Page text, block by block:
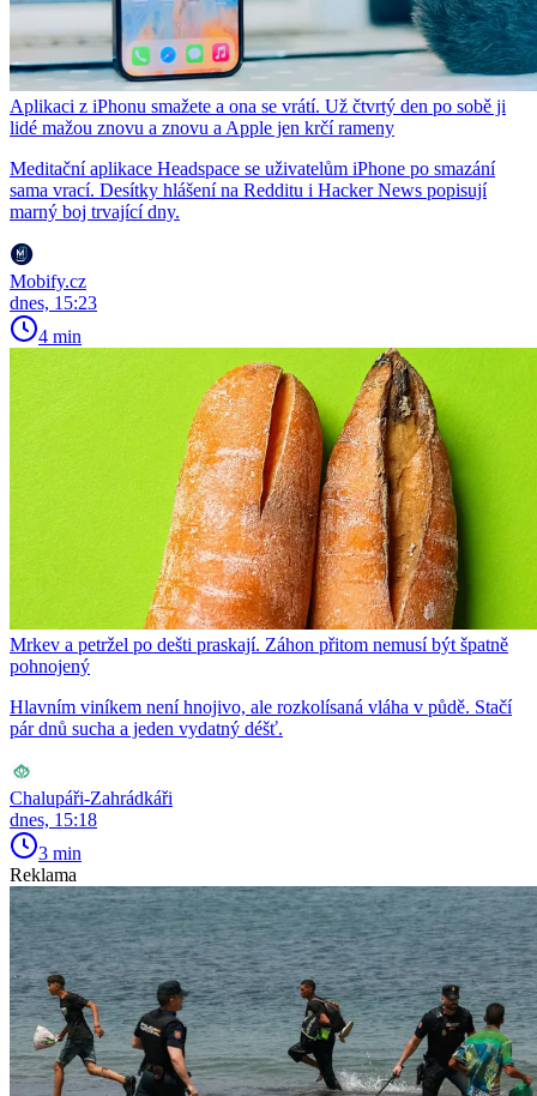
Aplikaci z iPhonu smažete a ona se vrátí. Už čtvrtý den po sobě ji
lidé mažou znovu a znovu a Apple jen krčí rameny
Meditační aplikace Headspace se uživatelům iPhone po smazání
sama vrací. Desítky hlášení na Redditu i Hacker News popisují
marný boj trvající dny.
Mobify.cz
dnes, 15:23
4 min
Mrkev a petržel po dešti praskají. Záhon přitom nemusí být špatně
pohnojený
Hlavním viníkem není hnojivo, ale rozkolísaná vláha v půdě. Stačí
pár dnů sucha a jeden vydatný déšť.
Chalupáři-Zahrádkáři
dnes, 15:18
3 min
Reklama